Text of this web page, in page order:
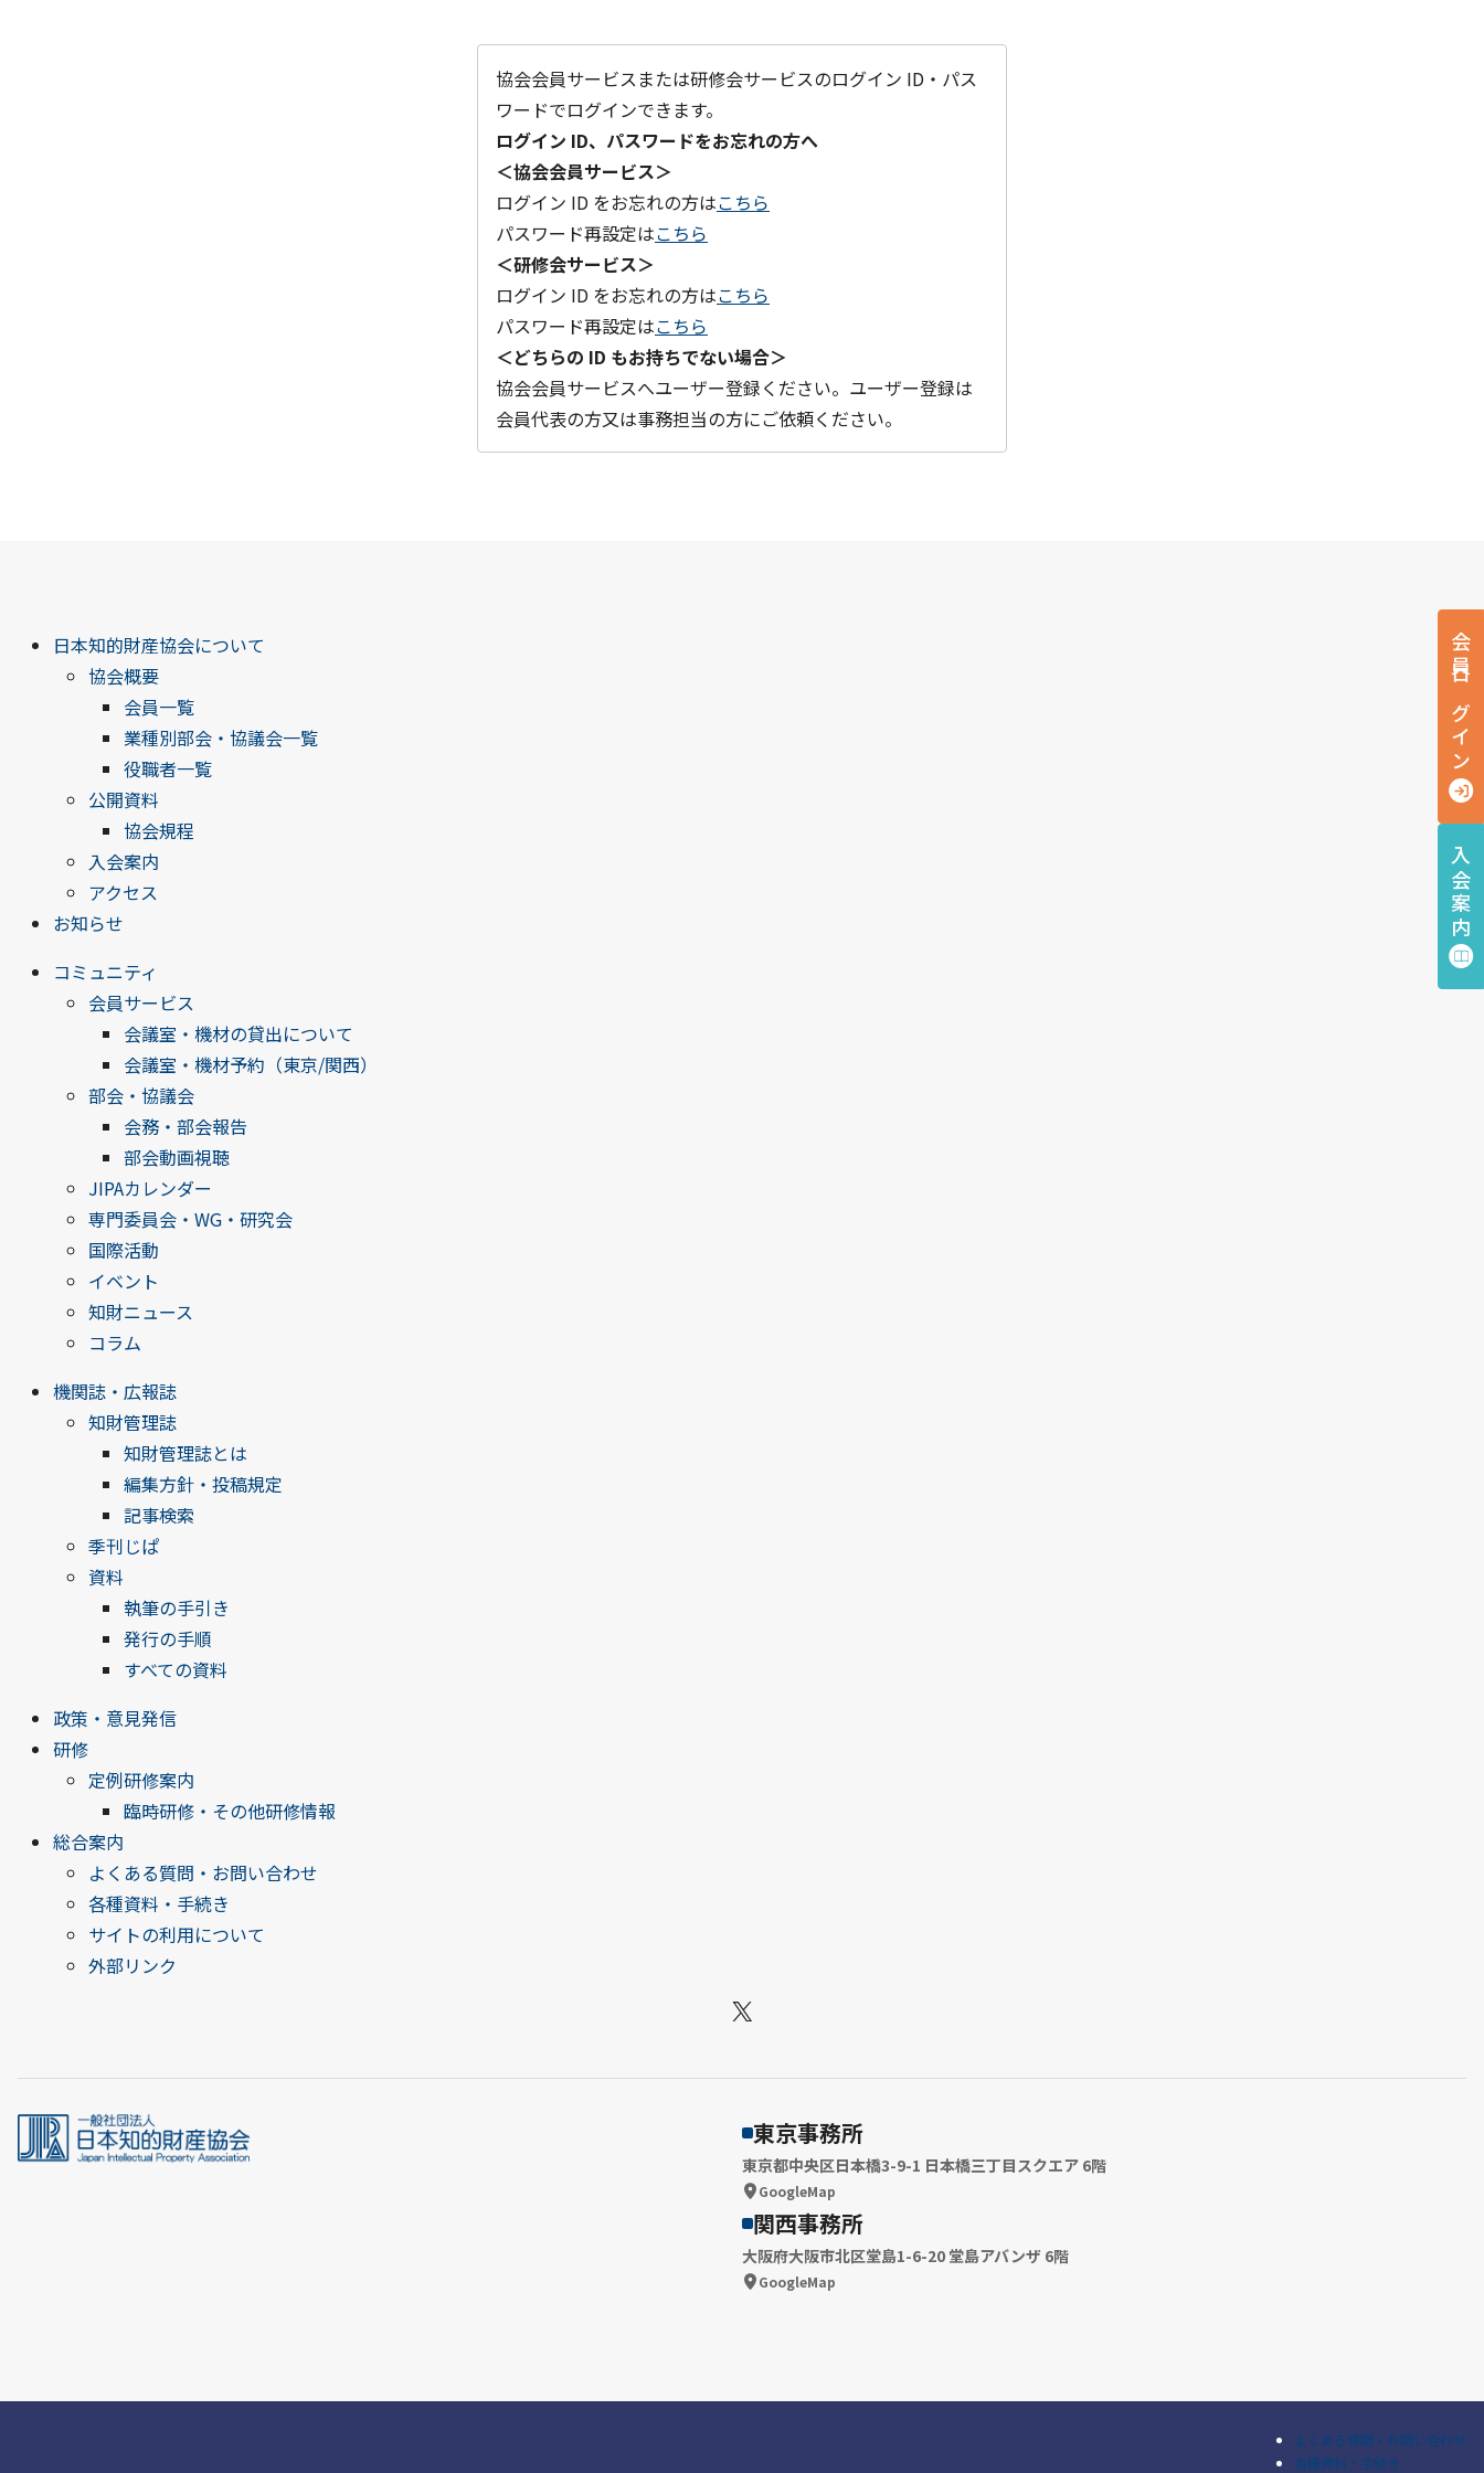
協会会員サービスまたは研修会サービスのログイン ID・パス
ワードでログインできます。
ログイン ID、パスワードをお忘れの方へ
＜協会会員サービス＞
ログイン ID をお忘れの方はこちら
パスワード再設定はこちら
＜研修会サービス＞
ログイン ID をお忘れの方はこちら
パスワード再設定はこちら
＜どちらの ID もお持ちでない場合＞
協会会員サービスへユーザー登録ください。ユーザー登録は
会員代表の方又は事務担当の方にご依頼ください。
会員ログイン
入会案内
日本知的財産協会について
協会概要
会員一覧
業種別部会・協議会一覧
役職者一覧
公開資料
協会規程
入会案内
アクセス
お知らせ
コミュニティ
会員サービス
会議室・機材の貸出について
会議室・機材予約（東京/関西）
部会・協議会
会務・部会報告
部会動画視聴
JIPAカレンダー
専門委員会・WG・研究会
国際活動
イベント
知財ニュース
コラム
機関誌・広報誌
知財管理誌
知財管理誌とは
編集方針・投稿規定
記事検索
季刊じぱ
資料
執筆の手引き
発行の手順
すべての資料
政策・意見発信
研修
定例研修案内
臨時研修・その他研修情報
総合案内
よくある質問・お問い合わせ
各種資料・手続き
サイトの利用について
外部リンク
X
東京事務所
東京都中央区日本橋3-9-1 日本橋三丁目スクエア 6階
GoogleMap
関西事務所
大阪府大阪市北区堂島1-6-20 堂島アバンザ 6階
GoogleMap
よくある質問・お問い合わせ
各種資料・手続き